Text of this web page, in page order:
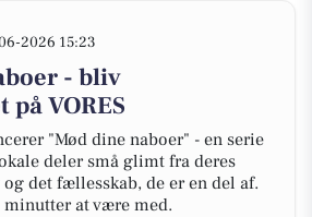
2026 15:23
- bliv
VORES
"Mød dine naboer" - en serie
deler små glimt fra deres
og det fællesskab, de er en del af.
minutter at være med.